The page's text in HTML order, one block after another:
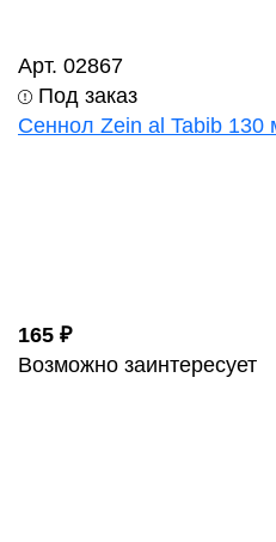
Арт. 02867
Под заказ
Сеннол Zein al Tabib 130
165 ₽
Возможно заинтересует